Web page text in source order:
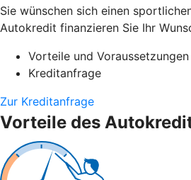
Sie wünschen sich einen
Autokredit finanzieren Sie Ihr
Vorteile und Voraussetzungen
Kreditanfrage
Zur Kreditanfrage
Vorteile des